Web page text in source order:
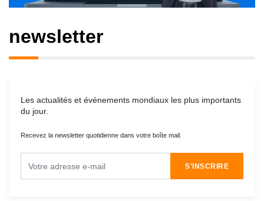
newsletter
Les actualités et événements mondiaux les plus importants
du jour.
Recevez la newsletter quotidienne dans votre boîte mail.
S'INSCRIRE